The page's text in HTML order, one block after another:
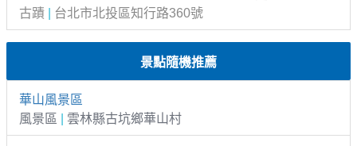
古蹟
台北市北投區知行路360號
景點隨機推薦
華山風景區
風景區
雲林縣古坑鄉華山村